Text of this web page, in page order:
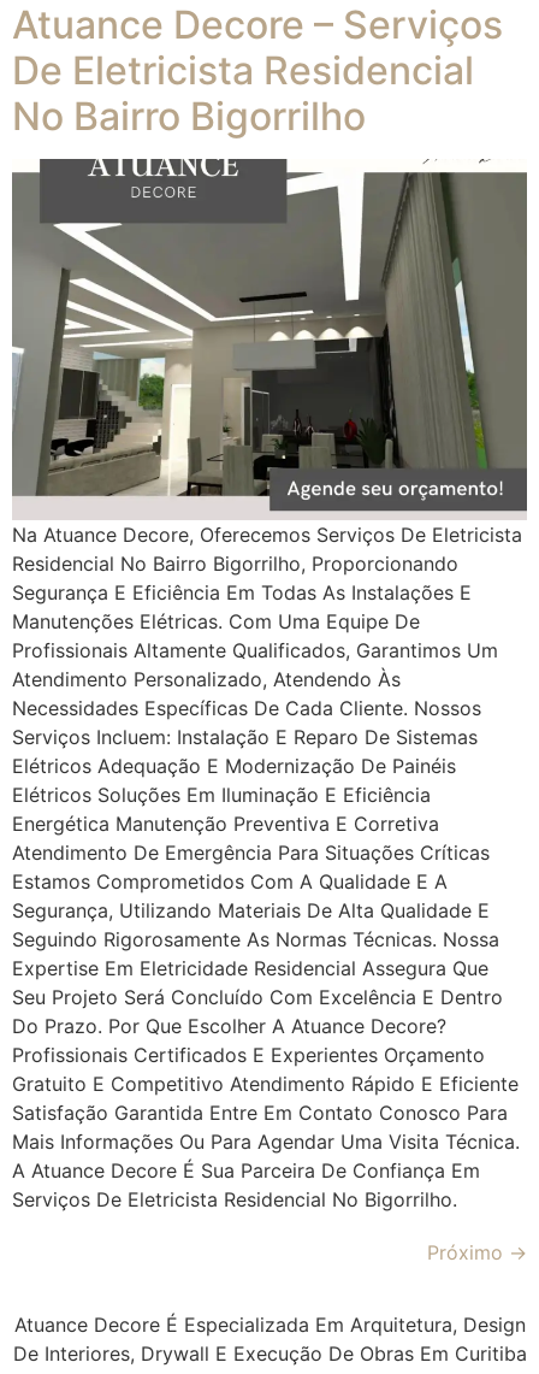
Atuance Decore – Serviços
De Eletricista Residencial
No Bairro Bigorrilho
Na Atuance Decore, Oferecemos Serviços De Eletricista
Residencial No Bairro Bigorrilho, Proporcionando
Segurança E Eficiência Em Todas As Instalações E
Manutenções Elétricas. Com Uma Equipe De
Profissionais Altamente Qualificados, Garantimos Um
Atendimento Personalizado, Atendendo Às
Necessidades Específicas De Cada Cliente. Nossos
Serviços Incluem: Instalação E Reparo De Sistemas
Elétricos Adequação E Modernização De Painéis
Elétricos Soluções Em Iluminação E Eficiência
Energética Manutenção Preventiva E Corretiva
Atendimento De Emergência Para Situações Críticas
Estamos Comprometidos Com A Qualidade E A
Segurança, Utilizando Materiais De Alta Qualidade E
Seguindo Rigorosamente As Normas Técnicas. Nossa
Expertise Em Eletricidade Residencial Assegura Que
Seu Projeto Será Concluído Com Excelência E Dentro
Do Prazo. Por Que Escolher A Atuance Decore?
Profissionais Certificados E Experientes Orçamento
Gratuito E Competitivo Atendimento Rápido E Eficiente
Satisfação Garantida Entre Em Contato Conosco Para
Mais Informações Ou Para Agendar Uma Visita Técnica.
A Atuance Decore É Sua Parceira De Confiança Em
Serviços De Eletricista Residencial No Bigorrilho.
Próximo →
Atuance Decore É Especializada Em Arquitetura, Design
De Interiores, Drywall E Execução De Obras Em Curitiba